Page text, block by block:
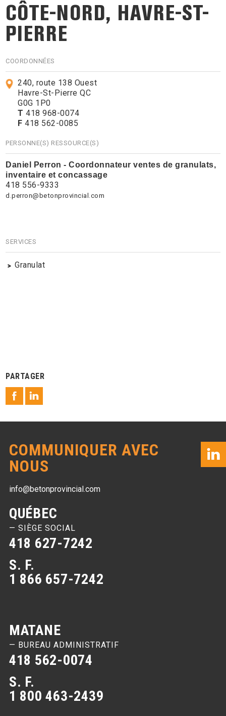
CÔTE-NORD, HAVRE-ST-
PIERRE
COORDONNÉES
240, route 138 Ouest
Havre-St-Pierre QC
G0G 1P0
T 418 968-0074
F 418 562-0085
PERSONNE(S) RESSOURCE(S)
Daniel Perron - Coordonnateur ventes de granulats,
inventaire et concassage
418 556-9333
d.perron@betonprovincial.com
SERVICES
Granulat
PARTAGER
COMMUNIQUER AVEC
NOUS
info@betonprovincial.com
QUÉBEC
— SIÈGE SOCIAL
418 627-7242
S. F.
1 866 657-7242
MATANE
— BUREAU ADMINISTRATIF
418 562-0074
S. F.
1 800 463-2439